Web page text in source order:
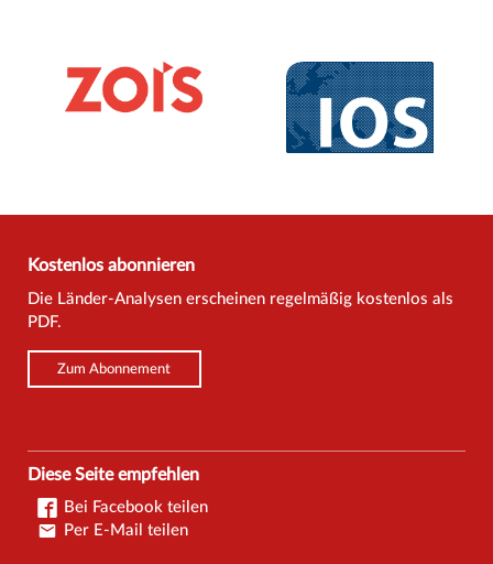
Kostenlos abonnieren
Die Länder-Analysen erscheinen regelmäßig kostenlos als
PDF.
Zum Abonnement
Diese Seite empfehlen
Bei Facebook teilen
Per E-Mail teilen